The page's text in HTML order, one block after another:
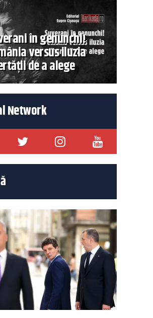
în genunchi!
versus iluzia
de a alege
Network